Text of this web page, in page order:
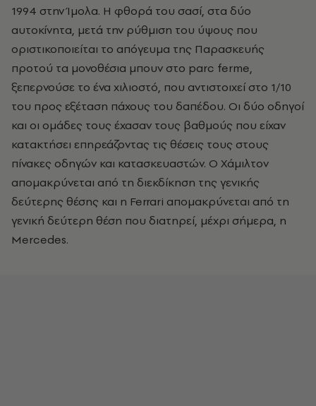
1994 στην Ίμολα. Η φθορά του σασί, στα δύο
αυτοκίνητα, μετά την ρύθμιση του ύψους που
οριστικοποιείται το απόγευμα της Παρασκευής
πρoτού τα μονοθέσια μπουν στο parc ferme,
ξεπερνούσε το ένα χιλιοστό, που αντιστοιχεί στο 1/10
του προς εξέταση πάχους του δαπέδου. Οι δύο οδηγοί
και οι ομάδες τους έχασαν τους βαθμούς που είχαν
κατακτήσει επηρεάζοντας τις θέσεις τους στους
πίνακες οδηγών και κατασκευαστών. Ο Χάμιλτον
απομακρύνεται από τη διεκδίκηση της γενικής
δεύτερης θέσης και η Ferrari απομακρύνεται από τη
γενική δεύτερη θέση που διατηρεί, μέχρι σήμερα, η
Mercedes.